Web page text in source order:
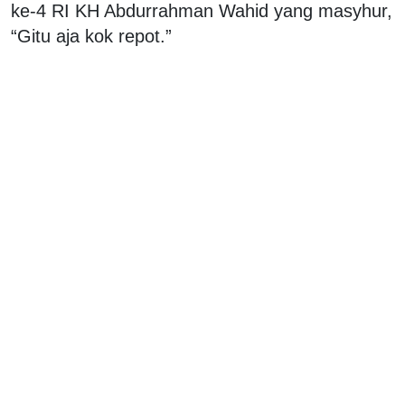
ke-4 RI KH Abdurrahman Wahid yang masyhur,
“Gitu aja kok repot.”